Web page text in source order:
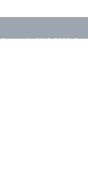
Copyright 2015-2025.